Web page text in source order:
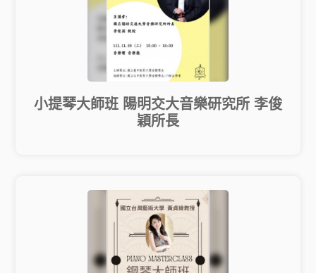
小提琴大師班 陽明交大音樂研究所 李俊
穎所長